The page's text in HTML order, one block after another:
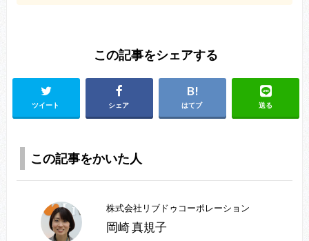
この記事をシェアする
ツイート シェア はてブ 送る
この記事をかいた人
株式会社リブドゥコーポレーション
岡崎 真規子